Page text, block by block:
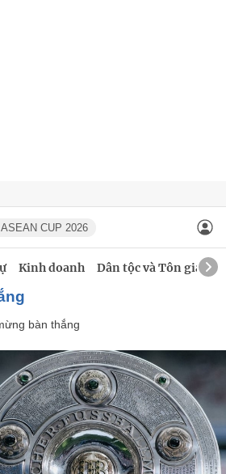
CUP 2026
Kinh doanh Dân tộc và Tôn giáo
bàn thắng